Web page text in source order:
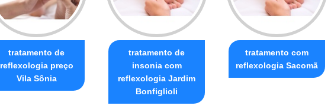
tratamento de
reflexologia preço
Vila Sônia
tratamento de
insonia com
reflexologia Jardim
Bonfiglioli
tratamento com
reflexologia Sacomã